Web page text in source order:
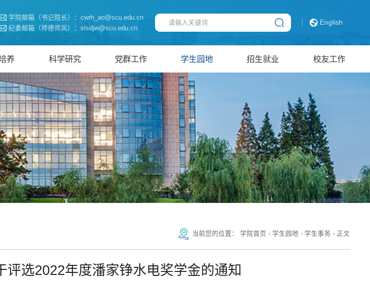
学院邮箱（书记院长）：cwrh_ao@scu.edu.cn
纪委邮箱（师德师风）：slsdjw@scu.edu.cn
English
养 科学研究 党群工作 学生园地 招生就业 校友工作
当前您的位置： 学院首页 - 学生园地 - 学生事务 - 正文
评选2022年度潘家铮水电奖学金的通知